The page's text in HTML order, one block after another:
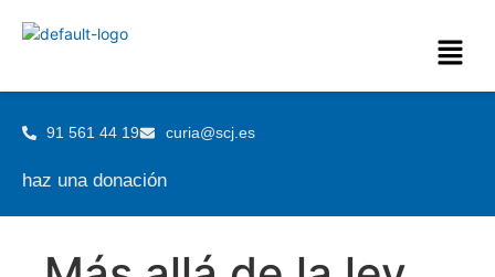
91 561 44 19 curia@scj.es
haz una donación